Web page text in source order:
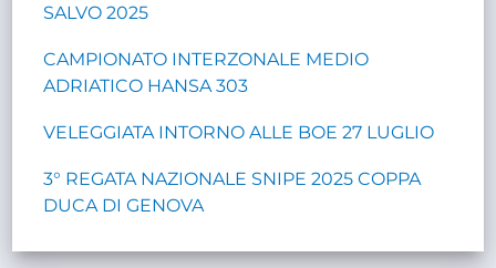
SALVO 2025
CAMPIONATO INTERZONALE MEDIO
ADRIATICO HANSA 303
VELEGGIATA INTORNO ALLE BOE 27 LUGLIO
3° REGATA NAZIONALE SNIPE 2025 COPPA
DUCA DI GENOVA